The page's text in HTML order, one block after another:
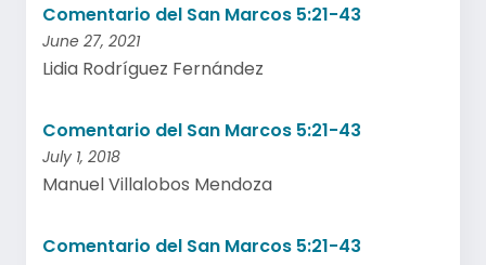
Comentario del San Marcos 5:21-43
June 27, 2021
Lidia Rodríguez Fernández
Comentario del San Marcos 5:21-43
July 1, 2018
Manuel Villalobos Mendoza
Comentario del San Marcos 5:21-43